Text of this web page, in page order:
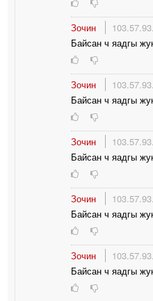
Зочин
Байсан ч яадгы
Зочин
Байсан ч яадгы
Зочин
Байсан ч яадгы
Зочин
Байсан ч яадгы
Зочин
Байсан ч яадгы